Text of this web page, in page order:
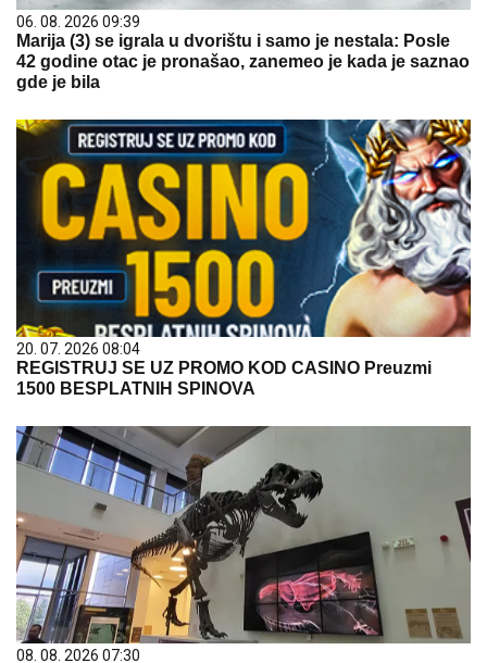
06. 08. 2026 09:39
Marija (3) se igrala u dvorištu i samo je nestala: Posle
42 godine otac je pronašao, zanemeo je kada je saznao
gde je bila
20. 07. 2026 08:04
REGISTRUJ SE UZ PROMO KOD CASINO Preuzmi
1500 BESPLATNIH SPINOVA
08. 08. 2026 07:30